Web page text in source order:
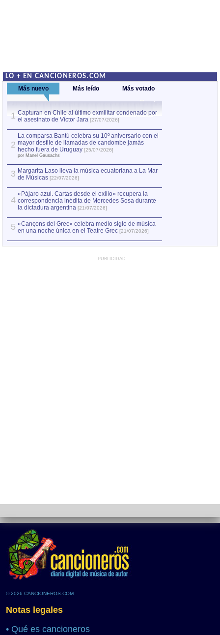
LO + EN CANCIONEROS.COM
Más nuevo Más leído Más votado
1 Capturan en Chile al último exmilitar condenado por
el asesinato de Víctor Jara [27/07/2026]
2
La comparsa Bantú celebra su 10º aniversario con el
mayor desfile de llamadas de candombe jamás
hecho fuera de Uruguay [25/07/2026]
por Manel Gausachs
3 Margarita Laso lleva la música ecuatoriana a La Mar
de Músicas [22/07/2026]
4
«Pájaro azul. Cartas desde el exilio» recupera la
correspondencia inédita de Mercedes Sosa durante
la dictadura argentina [21/07/2026]
5 «Cançons del Grec» celebra medio siglo de música
en una noche única en el Teatre Grec [21/07/2026]
PUBLICIDAD
© 2026 CANCIONEROS.COM
Notas legales
• Qué es cancioneros